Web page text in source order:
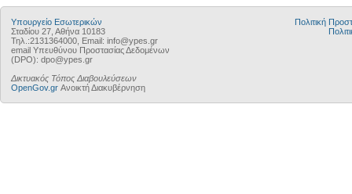
Υπουργείο Εσωτερικών
Σταδίου 27, Αθήνα 10183
Τηλ.:2131364000, Email: info@ypes.gr
email Υπευθύνου Προστασίας Δεδομένων
(DPO): dpo@ypes.gr
Δικτυακός Τόπος Διαβουλεύσεων
OpenGov.gr Ανοικτή Διακυβέρνηση
Πολιτική